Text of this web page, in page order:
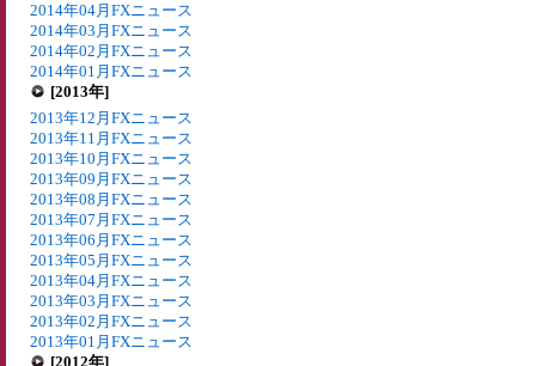
2014年04月FXニュース
2014年03月FXニュース
2014年02月FXニュース
2014年01月FXニュース
[2013年]
2013年12月FXニュース
2013年11月FXニュース
2013年10月FXニュース
2013年09月FXニュース
2013年08月FXニュース
2013年07月FXニュース
2013年06月FXニュース
2013年05月FXニュース
2013年04月FXニュース
2013年03月FXニュース
2013年02月FXニュース
2013年01月FXニュース
[2012年]